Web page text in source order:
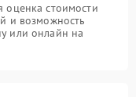
оценка стоимости
и возможность
или онлайн на